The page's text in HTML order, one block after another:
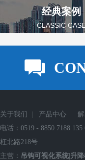
经典案例
CLASSIC
关于我们 产品中心
电话：0519 - 8850 7188 135
枉北路218号
主营： 吊钩可视化系统 升